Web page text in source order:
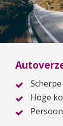
Hoge